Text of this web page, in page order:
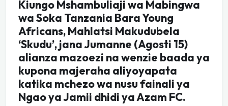
Kiungo Mshambuliaji wa Mabingwa
wa Soka Tanzania Bara Young
Africans, Mahlatsi Makudubela
‘Skudu’, jana Jumanne (Agosti 15)
alianza mazoezi na wenzie baada ya
kupona majeraha aliyoyapata
katika mchezo wa nusu fainali ya
Ngao ya Jamii dhidi ya Azam FC.